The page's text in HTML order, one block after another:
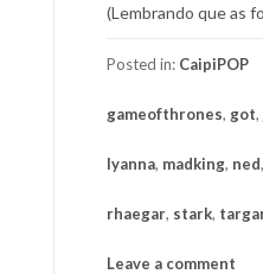
(Lembrando que as
Posted in: CaipiPOP
gameofthrones, got,
lyanna, madking, ned,
rhaegar, stark,
Leave a comment